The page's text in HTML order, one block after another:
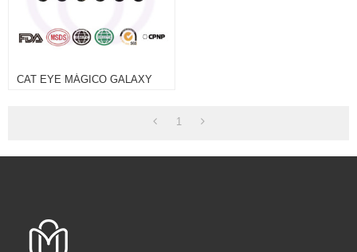
CAT EYE MÁGICO GALAXY
1